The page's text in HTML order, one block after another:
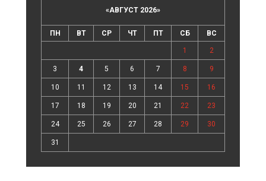
«АВГУСТ 2026»
ПН ВТ СР ЧТ ПТ СБ ВС
1 2
3 4 5 6 7 8 9
10 11 12 13 14 15 16
17 18 19 20 21 22 23
24 25 26 27 28 29 30
31